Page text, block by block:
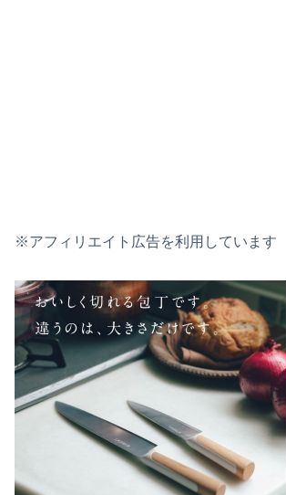
※アフィリエイト広告を利用しています